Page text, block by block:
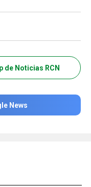
de Noticias RCN
News